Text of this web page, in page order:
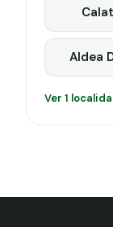
Aldea
Ver 1